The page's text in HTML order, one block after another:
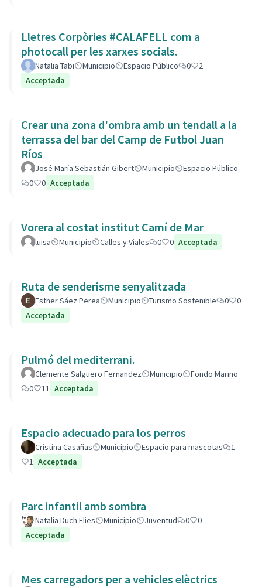
Lletres Corpòries #CALAFELL com a
photocall per les xarxes socials.
Natalia Tabi Municipio Espacio Público 0
2
Acceptada
Crear una zona d'ombra amb un tendall a la
terrassa del bar del Camp de Futbol Juan
Ríos
José María Sebastián Gibert Municipio
Espacio Público
0
0 Acceptada
Vorera al costat institut Camí de Mar
luisa Municipio Calles y Viales 0 0 Acceptada
Ruta de senderisme senyalitzada
Esther Sáez Perea Municipio Turismo Sostenible 0
0
Acceptada
Pulmó del mediterrani.
Clemente Salguero Fernandez Municipio
Fondo Marino
0
11 Acceptada
Espacio adecuado para los perros
Cristina Casañas Municipio Espacio para mascotas
1
1 Acceptada
Parc infantil amb sombra
Natalia Duch Elies Municipio Juventud 0
0
Acceptada
Mes carregadors per a vehicles elèctrics